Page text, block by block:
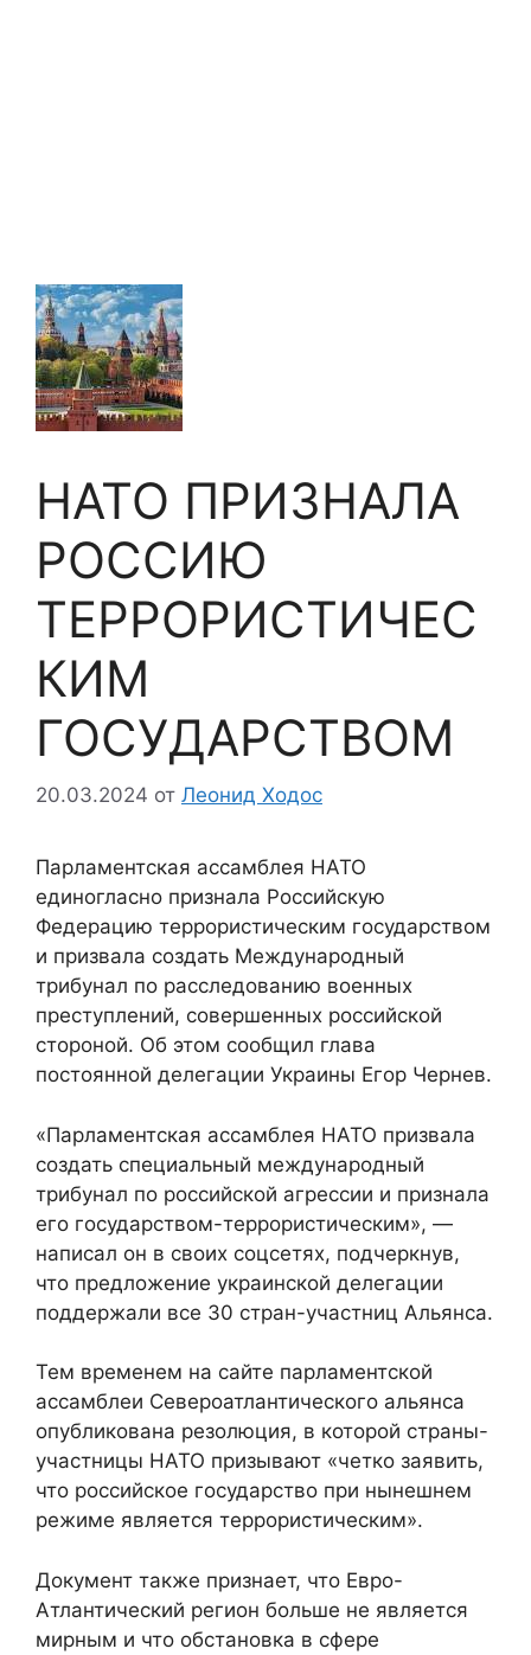
НАТО ПРИЗНАЛА
РОССИЮ
ТЕРРОРИСТИЧЕС
КИМ
ГОСУДАРСТВОМ
20.03.2024 от Леонид Ходос
Парламентская ассамблея НАТО
единогласно признала Российскую
Федерацию террористическим государством
и призвала создать Международный
трибунал по расследованию военных
преступлений, совершенных российской
стороной. Об этом сообщил глава
постоянной делегации Украины Егор Чернев.
«Парламентская ассамблея НАТО призвала
создать специальный международный
трибунал по российской агрессии и признала
его государством-террористическим», —
написал он в своих соцсетях, подчеркнув,
что предложение украинской делегации
поддержали все 30 стран-участниц Альянса.
Тем временем на сайте парламентской
ассамблеи Североатлантического альянса
опубликована резолюция, в которой страны-
участницы НАТО призывают «четко заявить,
что российское государство при нынешнем
режиме является террористическим».
Документ также признает, что Евро-
Атлантический регион больше не является
мирным и что обстановка в сфере